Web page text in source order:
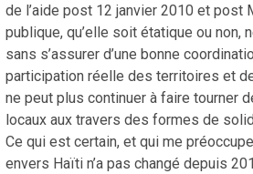
de l’aide post 12 janvier 2010 et post
publique, qu’elle soit étatique ou
sans s’assurer d’une bonne
participation réelle des territoires et
ne peut plus continuer à faire tourner
locaux aux travers des formes de
Ce qui est certain, et qui me
envers Haïti n’a pas changé depuis